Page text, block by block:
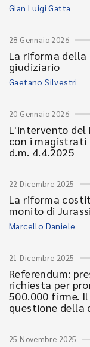
Gian Luigi Gatta
28 Gennaio 2026
La riforma
giudiziario
Gaetano Silvestri
20 Gennaio 2026
L'intervento
con i magistrati
d.m. 4.4.2025
22 Dicembre 2025
La riforma
monito di
Marcello Daniele
21 Dicembre 2025
Referendum:
richiesta per
500.000 firme.
questione della
25 Novembre 2025